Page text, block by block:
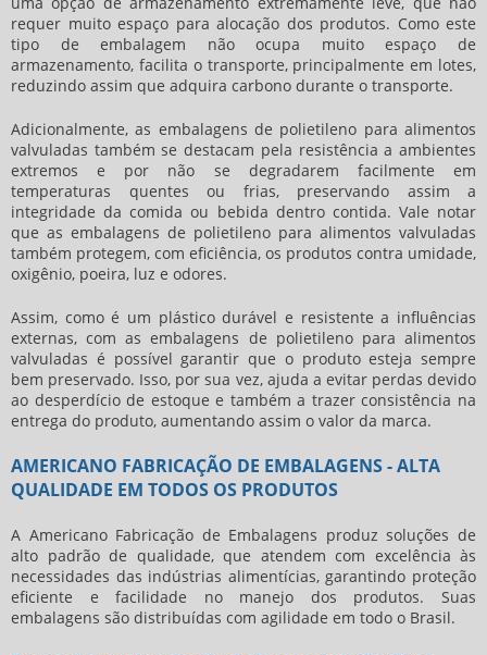
requer muito espaço para alocação dos produtos. Como este
tipo de embalagem não ocupa muito espaço de
armazenamento, facilita o transporte, principalmente em lotes,
reduzindo assim que adquira carbono durante o transporte.
Adicionalmente, as embalagens de polietileno para alimentos
valvuladas também se destacam pela resistência a ambientes
extremos e por não se degradarem facilmente em
temperaturas quentes ou frias, preservando assim a
integridade da comida ou bebida dentro contida. Vale notar
que as embalagens de polietileno para alimentos valvuladas
também protegem, com eficiência, os produtos contra umidade,
oxigênio, poeira, luz e odores.
Assim, como é um plástico durável e resistente a influências
externas, com asembalagens de polietileno para alimentos
valvuladas é possível garantir que o produto esteja sempre
bem preservado. Isso, por sua vez, ajuda a evitar perdas devido
ao desperdício de estoque e também a trazer consistência na
entrega do produto, aumentando assim o valor da marca.
AMERICANO FABRICAÇÃO DE EMBALAGENS - ALTA
QUALIDADE EM TODOS OS PRODUTOS
A Americano Fabricação de Embalagens produz soluções de
alto padrão de qualidade, que atendem com excelência às
necessidades das indústrias alimentícias, garantindo proteção
eficiente e facilidade no manejo dos produtos. Suas
embalagens são distribuídas com agilidade em todo o Brasil.